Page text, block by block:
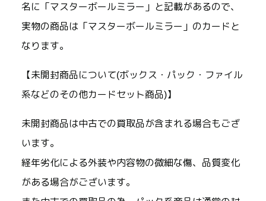
名に「マスターボールミラー」と記載があるので、
実物の商品は「マスターボールミラー」のカードと
なります。
【未開封商品について(ボックス・パック・ファイル
系などのその他カードセット商品)】
未開封商品は中古での買取品が含まれる場合もござ
います。
経年劣化による外装や内容物の微細な傷、品質変化
がある場合がございます。